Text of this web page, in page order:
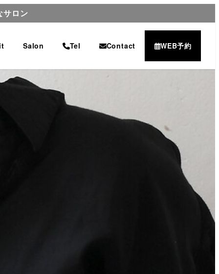
サロン
Salon Tel Contact WEB予約